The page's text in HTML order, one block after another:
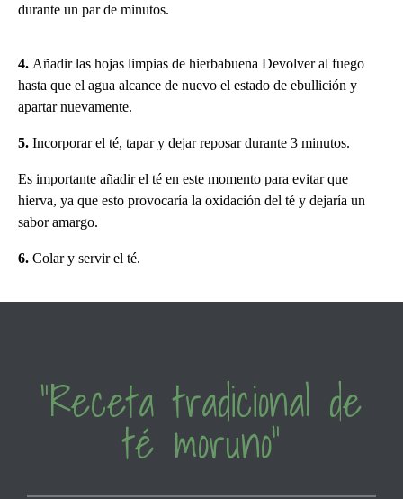
durante un par de minutos.
4. Añadir las hojas limpias de hierbabuena Devolver al fuego
hasta que el agua alcance de nuevo el estado de ebullición y
apartar nuevamente.
5. Incorporar el té, tapar y dejar reposar durante 3 minutos.
Es importante añadir el té en este momento para evitar que
hierva, ya que esto provocaría la oxidación del té y dejaría un
sabor amargo.
6. Colar y servir el té.
“Receta tradicional de
té moruno”